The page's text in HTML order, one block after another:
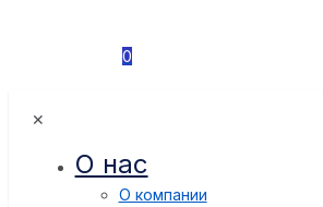
0
✕
О нас
О компании